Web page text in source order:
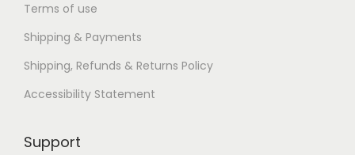
Terms of use
Shipping & Payments
Shipping, Refunds & Returns Policy
Accessibility Statement
Support